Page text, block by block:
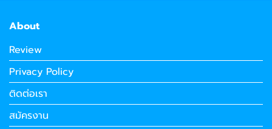
About
Review
Privacy Policy
ติดต่อเรา
สมัครงาน